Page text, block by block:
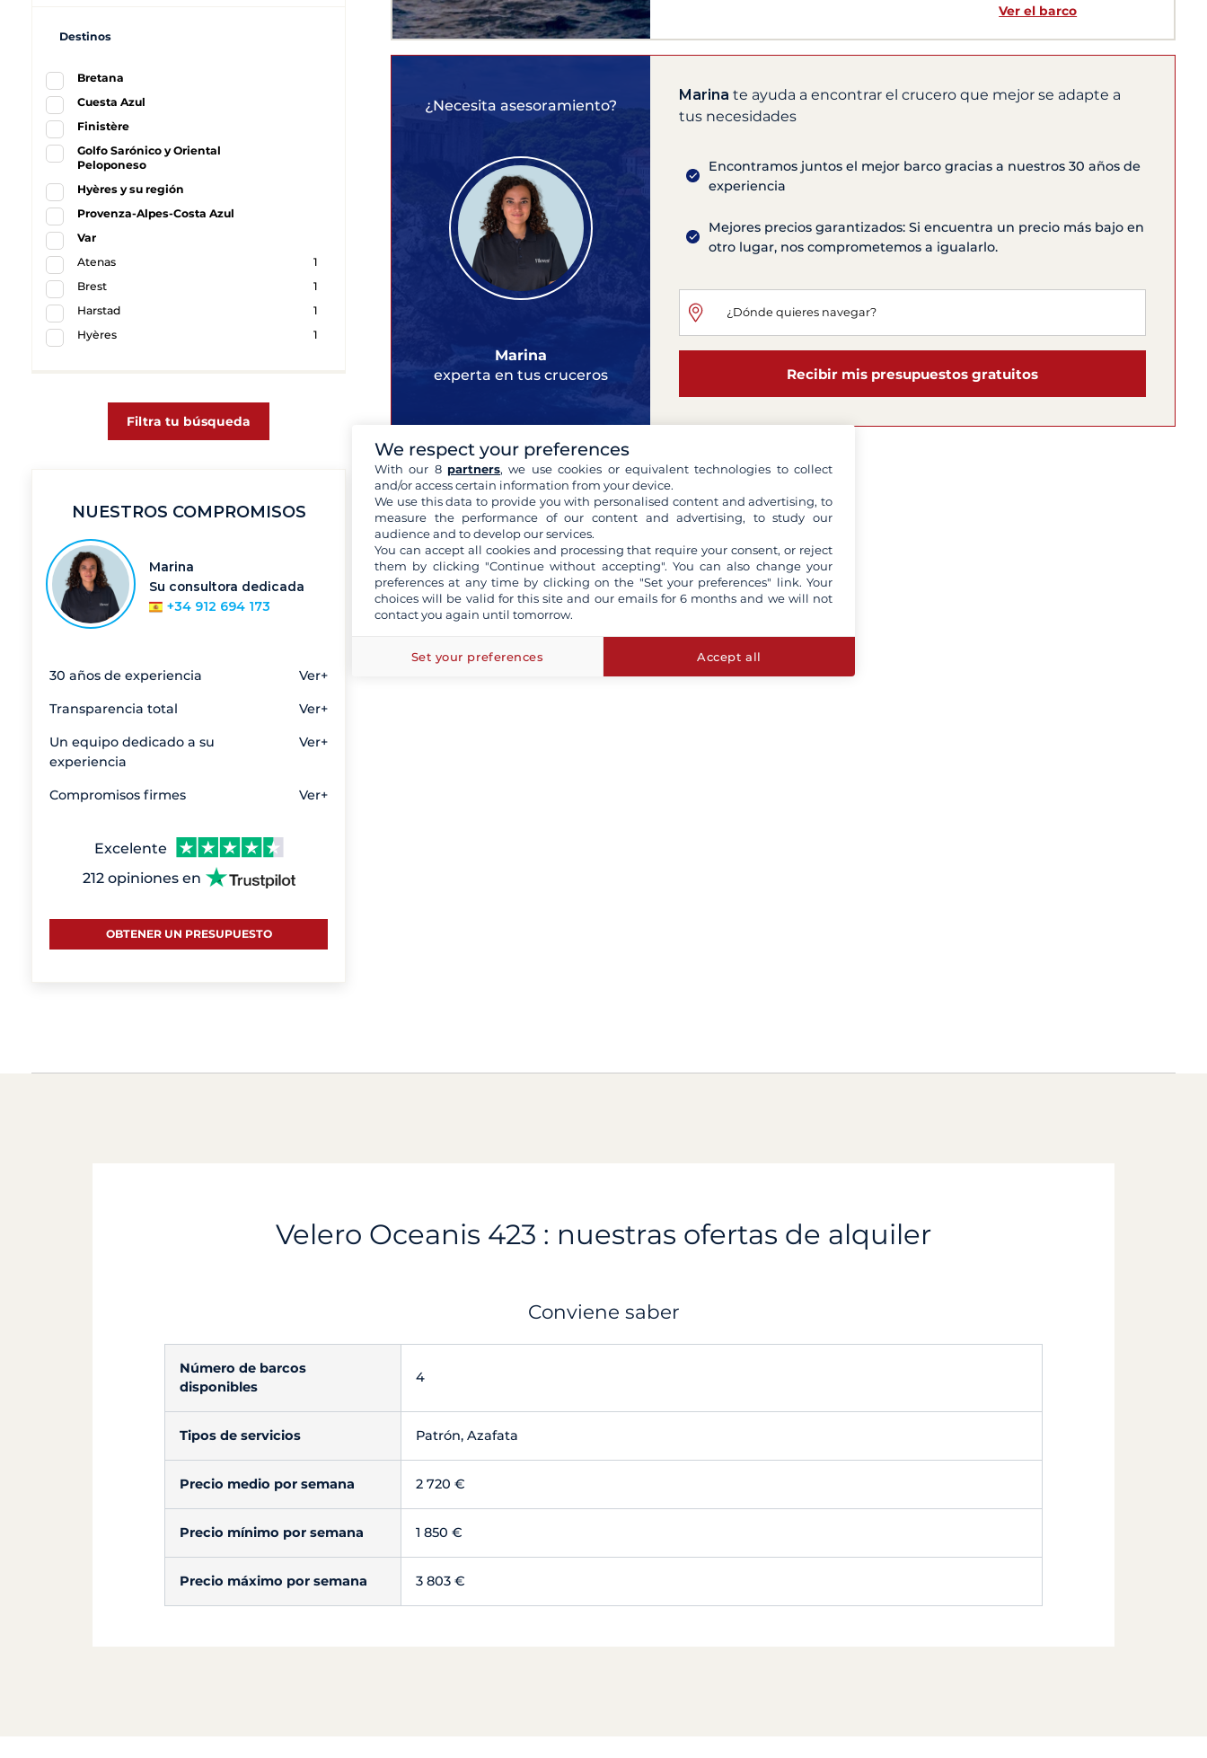
Destinos
Bretana
Cuesta Azul
Finistère
Golfo Sarónico y Oriental
Peloponeso
Hyères y su región
Provenza-Alpes-Costa Azul
Var
Atenas
1
Brest
1
Harstad
1
Hyères
1
Filtra tu búsqueda
NUESTROS COMPROMISOS
Marina
Su consultora dedicada
+34 912 694 173
30 años de experiencia Ver+
Transparencia total Ver+
Un equipo dedicado a su
experiencia
Ver+
Compromisos firmes Ver+
Excelente
212 opiniones en
OBTENER UN PRESUPUESTO
Ver el barco
¿Necesita asesoramiento?
Marina
experta en tus cruceros
Marina te ayuda a encontrar el crucero que mejor se adapte a
tus necesidades
Encontramos juntos el mejor barco gracias a nuestros 30 años de
experiencia
Mejores precios garantizados: Si encuentra un precio más bajo en
otro lugar, nos comprometemos a igualarlo.
Recibir mis presupuestos gratuitos
Velero Oceanis 423 : nuestras ofertas de alquiler
Conviene saber
Número de barcos
disponibles
4
Tipos de servicios Patrón, Azafata
Precio medio por semana 2 720 €
Precio mínimo por semana 1 850 €
Precio máximo por semana 3 803 €
We respect your preferences
With our 8 partners, we use cookies or equivalent technologies to collect
and/or access certain information from your device.
We use this data to provide you with personalised content and advertising, to
measure the performance of our content and advertising, to study our
audience and to develop our services.
You can accept all cookies and processing that require your consent, or reject
them by clicking "Continue without accepting". You can also change your
preferences at any time by clicking on the "Set your preferences" link. Your
choices will be valid for this site and our emails for 6 months and we will not
contact you again until tomorrow.
Set your preferences Accept all